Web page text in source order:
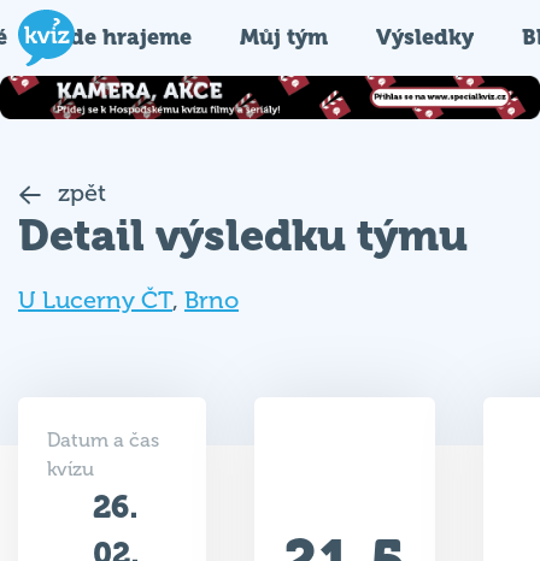
Kde hrajeme Můj tým Výsledky
zpět
Detail výsledku týmu
U Lucerny ČT, Brno
Datum a čas
kvízu
26.
02.